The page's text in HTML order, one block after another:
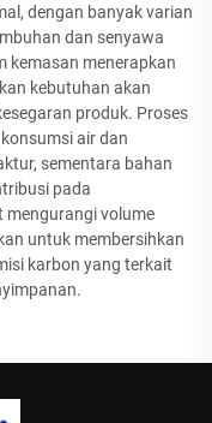
dengan banyak varian
dan senyawa
kemasan menerapkan
kebutuhan akan
produk. Proses
air dan
sementara bahan
pada
mengurangi volume
untuk membersihkan
karbon yang terkait